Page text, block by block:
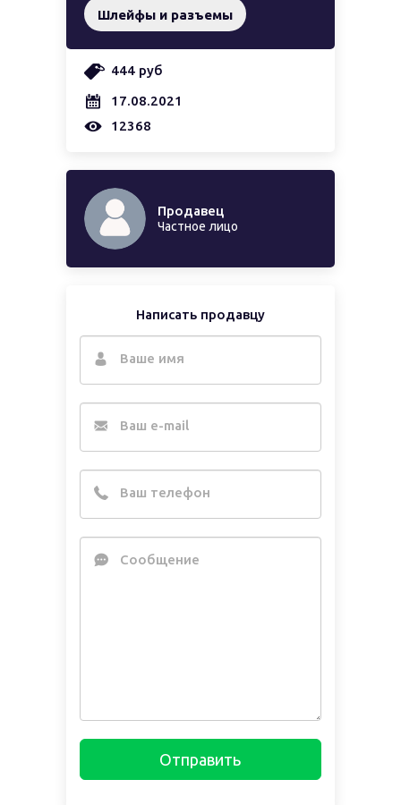
Шлейфы и разъемы
444 руб
17.08.2021
12368
Продавец
Частное лицо
Написать продавцу
Ваше имя
Ваш e-mail
Ваш телефон
Сообщение
Отправить